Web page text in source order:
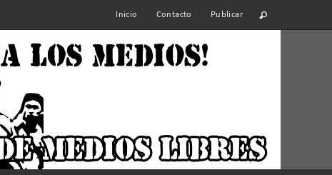
Inicio Contacto Publicar